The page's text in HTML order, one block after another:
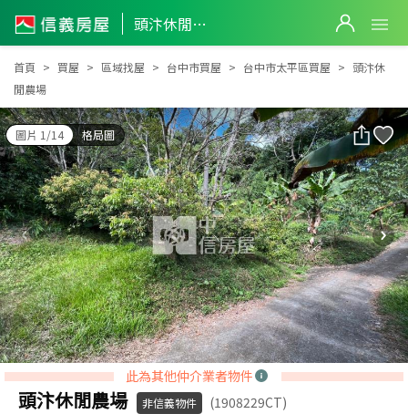
頭汴休閒農場
頭汴休閒農場
首頁 買屋 區域找屋 台中市買屋 台中市太平區買屋
頭汴休
閒農場
圖片 1/14 格局圖
此為其他仲介業者物件
頭汴休閒農場 非信義物件
(1908229CT)